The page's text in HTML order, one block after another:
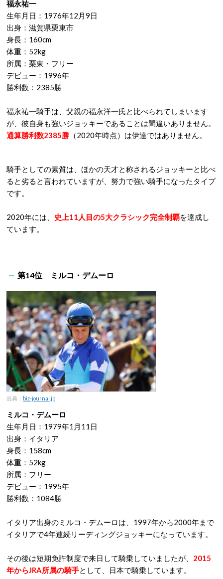
福永祐一
生年月日：1976年12月9日
出身：滋賀県栗東市
身長：160cm
体重：52kg
所属：栗東・フリー
デビュー：1996年
勝利数：2385勝
福永祐一騎手は、父親の福永洋一氏と比べられてしまいます
が、彼自身も強いジョッキーであることは間違いありません。
通算勝利数2385勝 （2020年時点）は伊達ではありません。
騎手としての素質は、ほかの天才と称されるジョッキーと比べ
ると劣ると言われていますが、努力で強い騎手になったタイプ
です。
2020年には、 史上11人目の5大クラシック完全制覇を達成し
ています。
第14位 ミルコ・デムーロ
出典： biz-journal.jp
ミルコ・デムーロ
生年月日：1979年1月11日
出身：イタリア
身長：158cm
体重：52kg
所属：フリー
デビュー：1995年
勝利数：1084勝
イタリア出身のミルコ・デムーロは、1997年から2000年まで
イタリアで4年連続リーディングジョッキーになっています。
その後は短期免許制度で来日して騎乗していましたが、 2015
年からJRA所属の騎手として、日本で騎乗しています。